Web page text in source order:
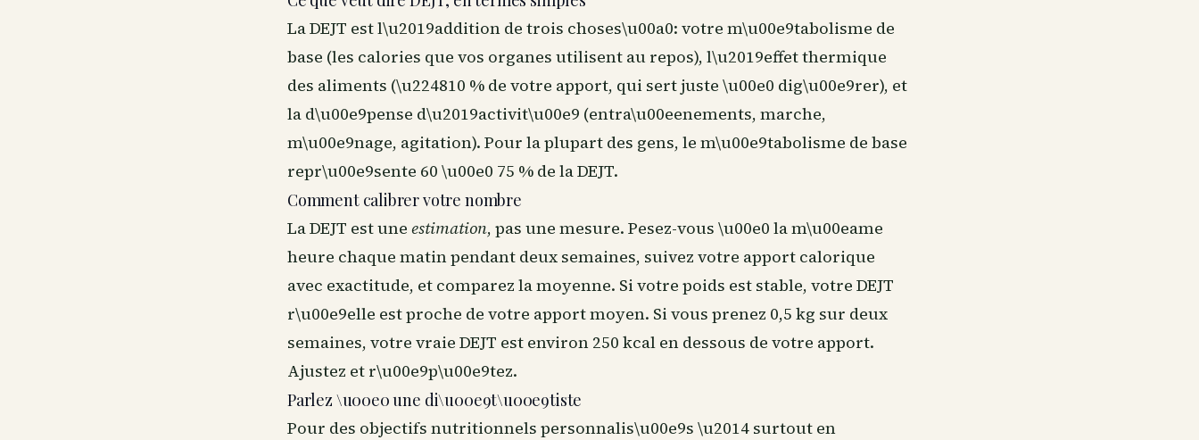
La DEJT est l\u2019addition de trois choses\u00a0: votre m\u00e9tabolisme de
base (les calories que vos organes utilisent au repos), l\u2019effet thermique
des aliments (\u224810 % de votre apport, qui sert juste \u00e0 dig\u00e9rer), et
la d\u00e9pense d\u2019activit\u00e9 (entra\u00eenements, marche,
m\u00e9nage, agitation). Pour la plupart des gens, le m\u00e9tabolisme de base
repr\u00e9sente 60 \u00e0 75 % de la DEJT.
Comment calibrer votre nombre
La DEJT est une estimation, pas une mesure. Pesez-vous \u00e0 la m\u00eame
heure chaque matin pendant deux semaines, suivez votre apport calorique
avec exactitude, et comparez la moyenne. Si votre poids est stable, votre DEJT
r\u00e9elle est proche de votre apport moyen. Si vous prenez 0,5 kg sur deux
semaines, votre vraie DEJT est environ 250 kcal en dessous de votre apport.
Ajustez et r\u00e9p\u00e9tez.
Parlez \u00e0 une di\u00e9t\u00e9tiste
Pour des objectifs nutritionnels personnalis\u00e9s \u2014 surtout en